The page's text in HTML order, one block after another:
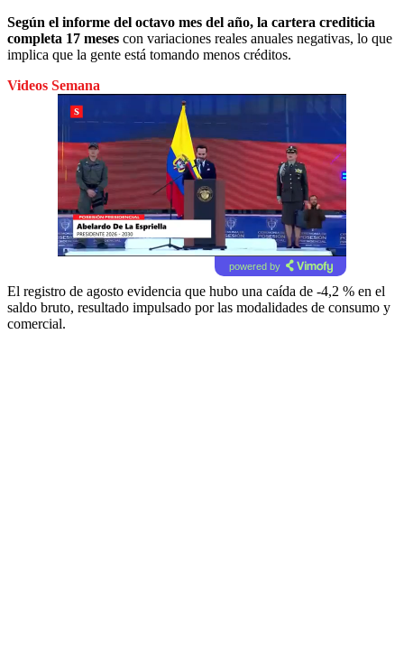
Según el informe del octavo mes del año, la cartera crediticia
completa 17 meses con variaciones reales anuales negativas, lo que
implica que la gente está tomando menos créditos.
Videos Semana
powered by
El registro de agosto evidencia que hubo una caída de -4,2 % en el
saldo bruto, resultado impulsado por las modalidades de consumo y
comercial.